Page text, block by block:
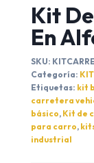
Kit
En
SKU:
Categoría:
Etiquetas: kit
carretera
básico, Kit de
para carro,
industrial